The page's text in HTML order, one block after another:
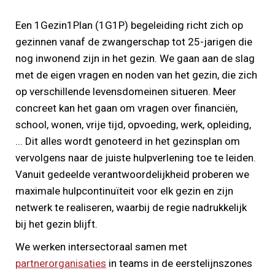
Een 1Gezin1Plan (1G1P) begeleiding richt zich op
gezinnen vanaf de zwangerschap tot 25-jarigen die
nog inwonend zijn in het gezin. We gaan aan de slag
met de eigen vragen en noden van het gezin, die zich
op verschillende levensdomeinen situeren. Meer
concreet kan het gaan om vragen over financiën,
school, wonen, vrije tijd, opvoeding, werk, opleiding,
... Dit alles wordt genoteerd in het gezinsplan om
vervolgens naar de juiste hulpverlening toe te leiden.
Vanuit gedeelde verantwoordelijkheid proberen we
maximale hulpcontinuïteit voor elk gezin en zijn
netwerk te realiseren, waarbij de regie nadrukkelijk
bij het gezin blijft.
We werken intersectoraal samen met
partnerorganisaties in teams in de eerstelijnszones